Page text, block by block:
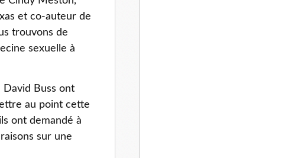
et co-auteur de
trouvons de
sexuelle à
David Buss ont
au point cette
ont demandé à
sur une